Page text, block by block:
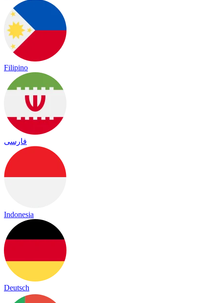
Filipino
فارسی
Indonesia
Deutsch